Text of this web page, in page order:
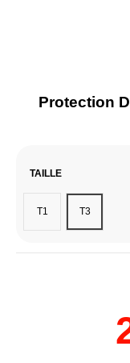
Protection
TAILLE
T1 T3